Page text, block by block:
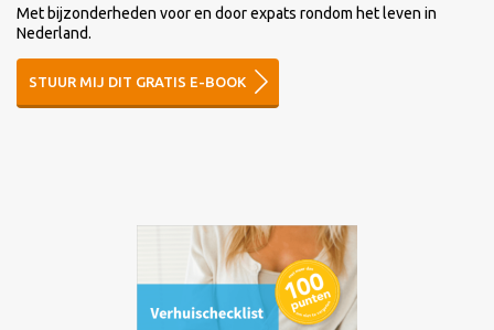
Met bijzonderheden voor en door expats rondom het leven in
Nederland.
STUUR MIJ DIT GRATIS E-BOOK